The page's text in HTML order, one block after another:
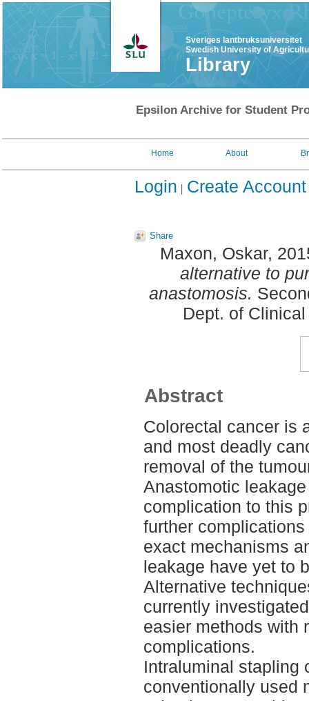
Sveriges lantbruksuniversitet
Swedish University of
Library
Epsilon Archive for Student
Home About
Login Create Account
Share
Maxon, Oskar,
alternative to
anastomosis.
Dept. of
Abstract
Colorectal cancer is
and most deadly
removal of the
Anastomotic
complication to this
further
exact mechanisms
leakage have yet to
Alternative
currently
easier methods with
complications.
Intraluminal stapling
conventionally used